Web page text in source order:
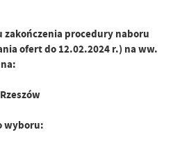
procedury naboru
ofert do 12.02.2024 r.) na ww.
wyboru: